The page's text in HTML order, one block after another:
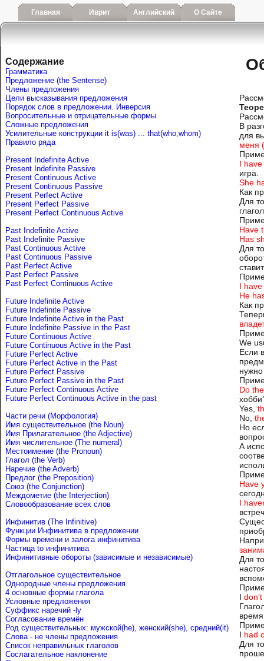
Главная Иврит Английский О Сайте
Содержание
Грамматика
Предложение (the Sentense)
Члены предложения
Цели высказывания предложения
Порядок слов в предложении. Инверсия
Вопросительные и отрицательные формы
Сложные предложения
Усилительные конструкции it is(was) ... that(who,whom)
Правило ряда
Present Indefinite Active
Present Indefinite Passive
Present Continuous Active
Present Continuous Passive
Present Perfect Active
Present Perfect Passive
Present Perfect Continuous Active
Past Indefinite Active
Past Indefinite Passive
Past Continuous Active
Past Continuous Passive
Past Perfect Active
Past Perfect Passive
Past Perfect Continuous Active
Future Indefinite Active
Future Indefinite Passive
Future Indefinite Active in the Past
Future Indefinite Passive in the Past
Future Continuous Active
Future Continuous Active in the Past
Future Perfect Active
Future Perfect Active in the Past
Future Perfect Passive
Future Perfect Passive in the Past
Future Perfect Continuous Active
Future Perfect Continuous Active in the past
Части речи (Морфология)
Имя существительное (the Noun)
Имя Прилагательное (the Adjective)
Имя числительное (The numeral)
Местоимение (the Pronoun)
Глагол (the Verb)
Наречие (the Adverb)
Предлог (the Preposition)
Союз (the Conjunction)
Междометие (the Interjection)
Словообразование всех слов
Инфинитив (The Infinitive)
Функции Инфинитива в предложении
Формы времени и залога инфинитива
Частица to инфинитива
Инфинитивные обороты (зависимые и независимые)
Отглагольное существительное
Однородные члены предложения
4 основные формы глагола
Условные предложения
Cуффикс наречий -ly
Согласование времён
Род существительных: мужской(he), женский(she), средний(it)
Слова - не члены предложения
Список неправильных глаголов
Сослагательное наклонение
В
для
меня
I
игра.
She
Как
Для
Have
Has
Для
I
He
Как
We
Если
Do
Yes,
No,
Но
А
Have
I
Для
I
I had
Для